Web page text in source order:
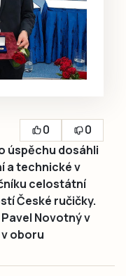
0
0
úspěchu dosáhli
a technické v
celostátní
České ručičky.
Novotný v
oboru